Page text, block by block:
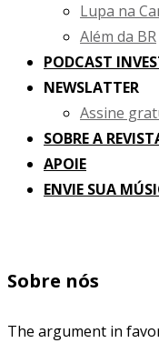
Lupa na
Além da BR
PODCAST
NEWSLATTER
Assine
SOBRE A
APOIE
ENVIE SUA
Sobre nós
The argument in